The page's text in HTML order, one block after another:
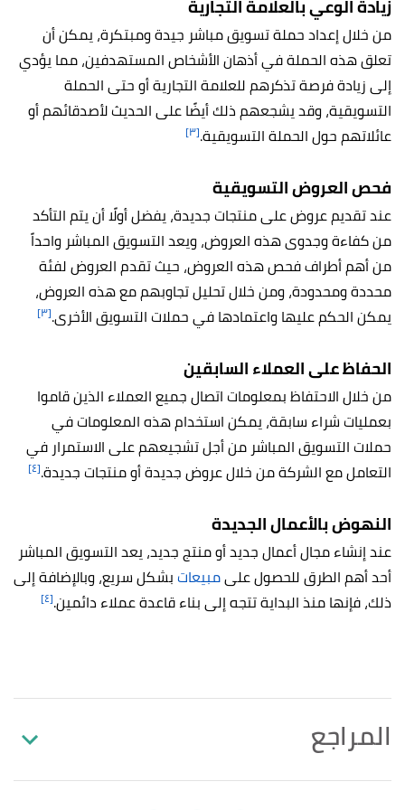
زيادة الوعي بالعلامة التجارية
من خلال إعداد حملة تسويق مباشر جيدة ومبتكرة، يمكن أن
تعلق هذه الحملة في أذهان الأشخاص المستهدفين، مما يؤدي
إلى زيادة فرصة تذكرهم للعلامة التجارية أو حتى الحملة
التسويقية، وقد يشجعهم ذلك أيضًا على الحديث لأصدقائهم أو
عائلاتهم حول الحملة التسويقية.[٣]
فحص العروض التسويقية
عند تقديم عروض على منتجات جديدة، يفضل أولًا أن يتم التأكد
من كفاءة وجدوى هذه العروض، ويعد التسويق المباشر واحداً
من أهم أطراف فحص هذه العروض، حيث تقدم العروض لفئة
محددة ومحدودة، ومن خلال تحليل تجاوبهم مع هذه العروض،
يمكن الحكم عليها واعتمادها في حملات التسويق الأخرى.[٣]
الحفاظ على العملاء السابقين
من خلال الاحتفاظ بمعلومات اتصال جميع العملاء الذين قاموا
بعمليات شراء سابقة، يمكن استخدام هذه المعلومات في
حملات التسويق المباشر من أجل تشجيعهم على الاستمرار في
التعامل مع الشركة من خلال عروض جديدة أو منتجات جديدة.[٤]
النهوض بالأعمال الجديدة
عند إنشاء مجال أعمال جديد أو منتج جديد، يعد التسويق المباشر
أحد أهم الطرق للحصول علىمبيعاتبشكل سريع، وبالإضافة إلى
ذلك، فإنها منذ البداية تتجه إلى بناء قاعدة عملاء دائمين.[٤]
المراجع